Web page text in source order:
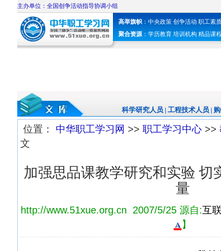
主办单位：全国创争活动指导协调小组
高举旗帜 ： 中央政策 创争活动 职工素
聚合资源： 学历教育 培训机构 精品课
科学研究人员 工程技术人员
位置： 中华职工学习网 >> 职工学习中心 >>
文
加强思品课教学研究和实验 切
量
http://www.51xue.org.cn 2007/5/25 源自:互
】